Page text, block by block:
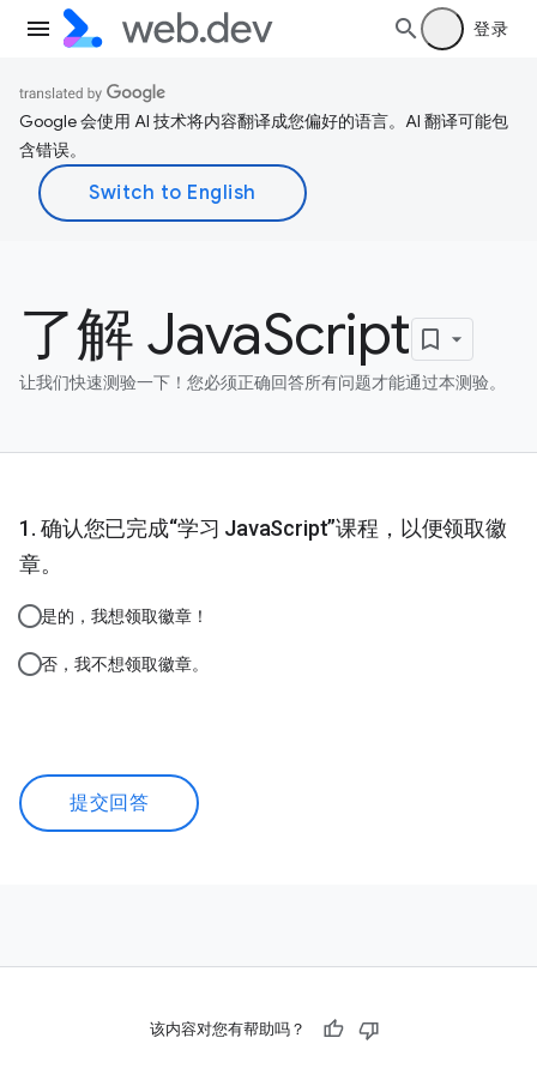
登录
Google 会使用 AI 技术将内容翻译成您偏好的语言。AI 翻译可能包
含错误。
了解 JavaScript
让我们快速测验一下！您必须正确回答所有问题才能通过本测验。
确认您已完成“学习 JavaScript”课程，以便领取徽
章。
是的，我想领取徽章！
否，我不想领取徽章。
提交回答
该内容对您有帮助吗？